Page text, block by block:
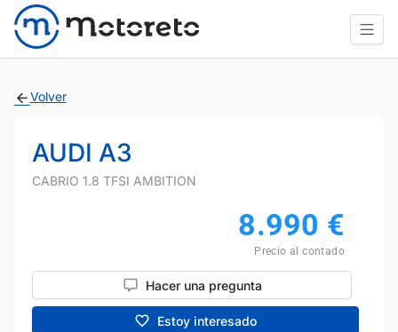
Volver
AUDI A3
CABRIO 1.8 TFSI AMBITION
8.990 €
Precio al contado
Hacer una pregunta
Estoy interesado